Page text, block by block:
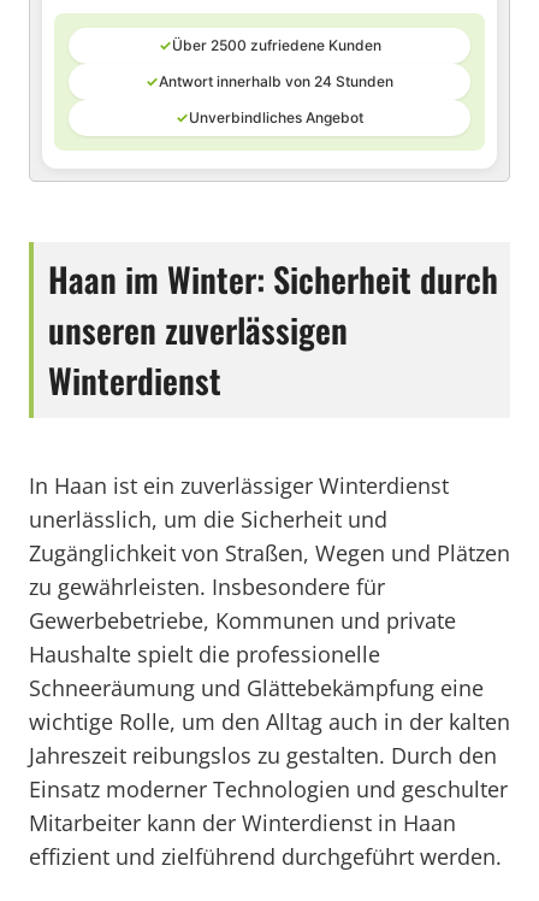
✓Über 2500 zufriedene Kunden
✓Antwort innerhalb von 24 Stunden
✓Unverbindliches Angebot
Haan im Winter: Sicherheit durch
unseren zuverlässigen
Winterdienst
In Haan ist ein zuverlässiger Winterdienst
unerlässlich, um die Sicherheit und
Zugänglichkeit von Straßen, Wegen und Plätzen
zu gewährleisten. Insbesondere für
Gewerbebetriebe, Kommunen und private
Haushalte spielt die professionelle
Schneeräumung und Glättebekämpfung eine
wichtige Rolle, um den Alltag auch in der kalten
Jahreszeit reibungslos zu gestalten. Durch den
Einsatz moderner Technologien und geschulter
Mitarbeiter kann der Winterdienst in Haan
effizient und zielführend durchgeführt werden.